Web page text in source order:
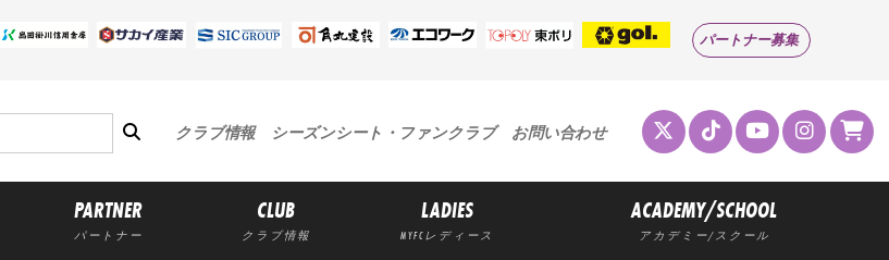
パートナー募集
クラブ情報 シーズンシート・ファンクラブ お問い合わせ
PARTNER
パートナー
CLUB
クラブ情報
LADIES
MYFCレディース
ACADEMY/SCHOOL
アカデミー/スクール